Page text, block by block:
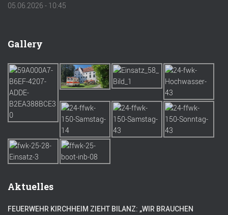
05.06.2026 - 10:45
Gallery
Aktuelles
FEUERWEHR KIRCHHEIM ZIEHT BILANZ: „WIR BRAUCHEN